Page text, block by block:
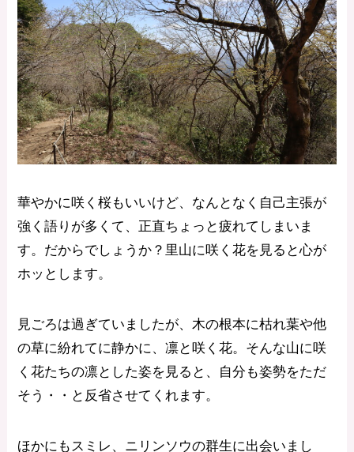
華やかに咲く桜もいいけど、なんとなく自己主張が
強く語りが多くて、正直ちょっと疲れてしまいま
す。だからでしょうか？里山に咲く花を見ると心が
ホッとします。
見ごろは過ぎていましたが、木の根本に枯れ葉や他
の草に紛れてに静かに、凛と咲く花。そんな山に咲
く花たちの凛とした姿を見ると、自分も姿勢をただ
そう・・と反省させてくれます。
ほかにもスミレ、ニリンソウの群生に出会いまし